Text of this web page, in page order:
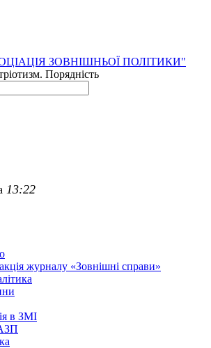
ЗОВНІШНЬОЇ ПОЛІТИКИ"
Порядність
13:22
журналу «Зовнішні справи»
в ЗМІ